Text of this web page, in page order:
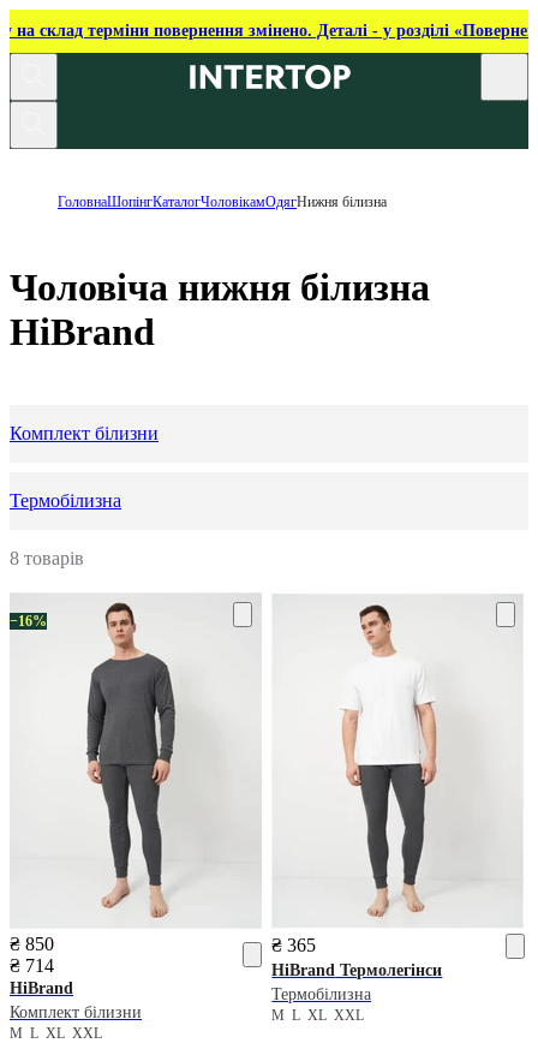
на склад терміни повернення змінено. Деталі - у розділі
ГоловнаШопінгКаталогЧоловікамОдягНижня білизна
Чоловіча нижня білизна
HiBrand
Комплект білизни
Термобілизна
8 товарів
−16%
₴ 850
₴ 714
HiBrand
Комплект білизни
M L XL XXL
₴ 365
HiBrand Термолегінси
Термобілизна
MLXLXXL